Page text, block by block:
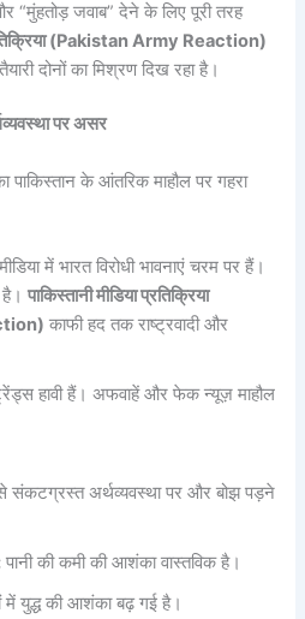
“मुंहतोड़ जवाब” देने के लिए पूरी तरह
(Pakistan Army Reaction)
दोनों का मिश्रण दिख रहा है।
पर असर
के आंतरिक माहौल पर गहरा
में भारत विरोधी भावनाएं चरम पर हैं।
है।पाकिस्तानी मीडिया प्रतिक्रिया
काफी हद तक राष्ट्रवादी और
ट्रेंड्स हावी हैं। अफवाहें और फेक न्यूज़ माहौल
संकटग्रस्त अर्थव्यवस्था पर और बोझ पड़ने
पानी की कमी की आशंका वास्तविक है।
में युद्ध की आशंका बढ़ गई है।